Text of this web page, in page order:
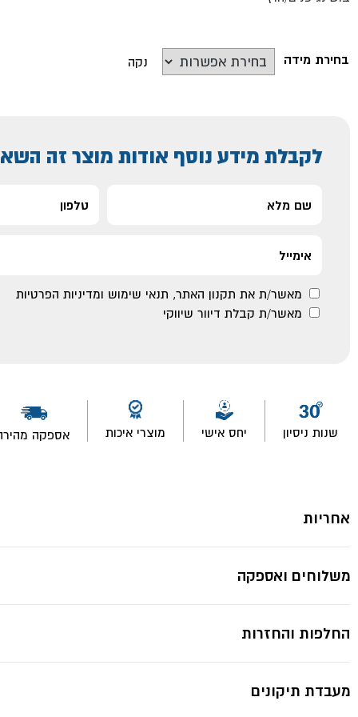
בחירת מידה נקה
לקבלת מידע נוסף אודות מוצר זה
מאשר/ת את תקנון האתר, תנאי שימוש ומדיניות הפרטיות
מאשר/ת קבלת דיוור שיווקי
שנות ניסיון יחס אישי מוצרי איכות אספקה
אחריות
משלוחים ואספקה
החלפות והחזרות
מעבדת תיקונים